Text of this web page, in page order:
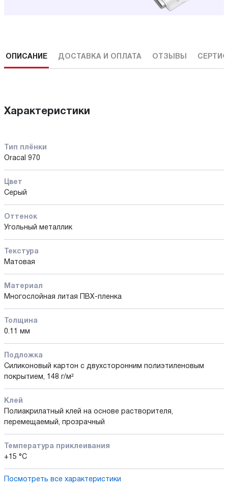
ОПИСАНИЕ ДОСТАВКА И ОПЛАТА ОТЗЫВЫ
Характеристики
Тип плёнки
Oracal 970
Цвет
Серый
Оттенок
Угольный металлик
Текстура
Матовая
Материал
Многослойная литая ПВХ-пленка
Толщина
0.11 мм
Подложка
Силиконовый картон с двухсторонним полиэтиленовым
покрытием, 148 г/м²
Клей
Полиакрилатный клей на основе растворителя,
перемещаемый, прозрачный
Температура приклеивания
+15 °С
Посмотреть все характеристики